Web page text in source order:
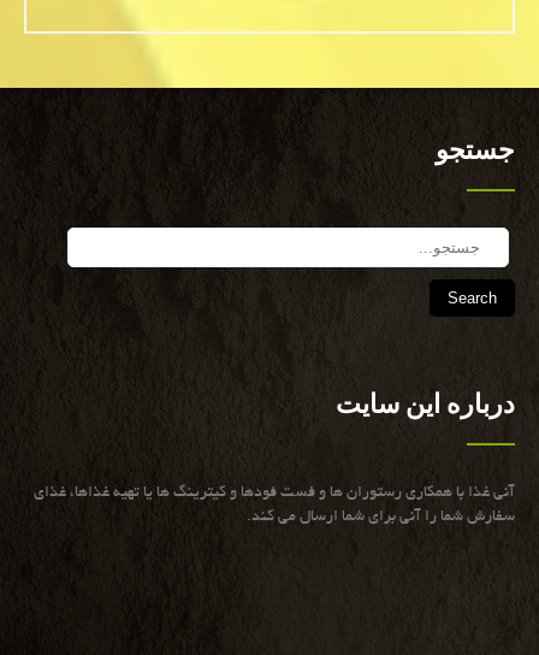
جستجو
درباره این سایت
آنی غذا با همكاری رستوران ها و فست فودها و كیترینگ ها یا تهیه غذاها، غذای
سفارش شما را آنی برای شما ارسال می كند.